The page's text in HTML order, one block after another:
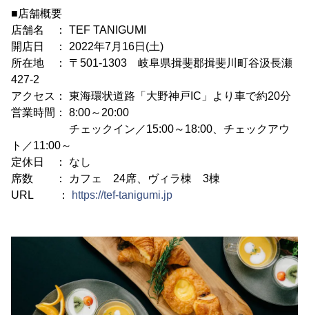
■店舗概要
店舗名 ： TEF TANIGUMI
開店日 ： 2022年7月16日(土)
所在地 ： 〒501-1303 岐阜県揖斐郡揖斐川町谷汲長瀬
427-2
アクセス： 東海環状道路「大野神戸IC」より車で約20分
営業時間： 8:00～20:00
チェックイン／15:00～18:00、チェックアウ
ト／11:00～
定休日 ： なし
席数 ： カフェ 24席、ヴィラ棟 3棟
URL ：
https://tef-tanigumi.jp